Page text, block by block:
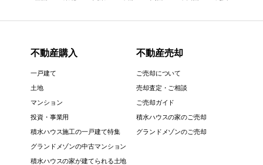
不動産購入
一戸建て
土地
マンション
投資・事業用
積水ハウス施工の一戸建て特集
グランドメゾンの中古マンション
積水ハウスの家が建てられる土地
不動産売却
ご売却について
売却査定・ご相談
ご売却ガイド
積水ハウスの家のご売却
グランドメゾンのご売却